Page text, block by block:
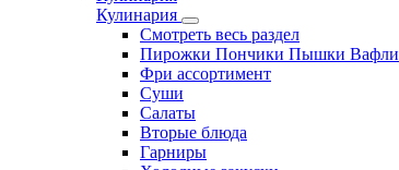
Кулинария
Смотреть весь раздел
Пирожки Пончики Пышки Вафли
Фри ассортимент
Суши
Салаты
Вторые блюда
Гарниры